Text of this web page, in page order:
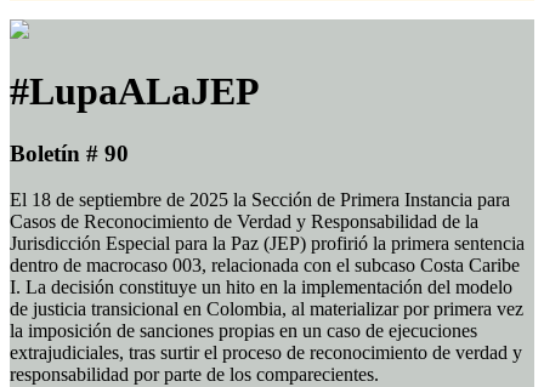
#LupaALaJEP
Boletín # 90
El 18 de septiembre de 2025 la Sección de Primera Instancia para
Casos de Reconocimiento de Verdad y Responsabilidad de la
Jurisdicción Especial para la Paz (JEP) profirió la primera sentencia
dentro de macrocaso 003, relacionada con el subcaso Costa Caribe
I. La decisión constituye un hito en la implementación del modelo
de justicia transicional en Colombia, al materializar por primera vez
la imposición de sanciones propias en un caso de ejecuciones
extrajudiciales, tras surtir el proceso de reconocimiento de verdad y
responsabilidad por parte de los comparecientes.